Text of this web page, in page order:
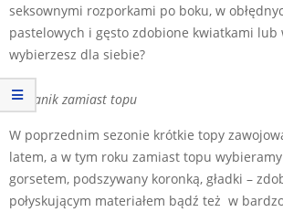
seksownymi rozporkami po boku, w
pastelowych i gęsto zdobione kwiatkami lub
wybierzesz dla siebie?
Stanik zamiast topu
W poprzednim sezonie krótkie topy
latem, a w tym roku zamiast topu
gorsetem, podszywany koronką, gładki –
połyskującym materiałem bądź też w